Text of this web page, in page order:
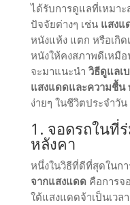
ได้รับการดูแลที่เหมาะ
ปัจจัยต่างๆ เช่น แสงแ
หนังแห้ง แตก หรือเกิด
หนังให้คงสภาพดีเหมื
จะมาแนะนำ วิธีดูแลเ
แสงแดดและความชื้น
ง่ายๆ ในชีวิตประจำวัน
1. จอดรถในที่
หลังคา
หนึ่งในวิธีที่ดีที่สุดในก
จากแสงแดดคือการจ
ใต้แสงแดดจ้าเป็นเวล